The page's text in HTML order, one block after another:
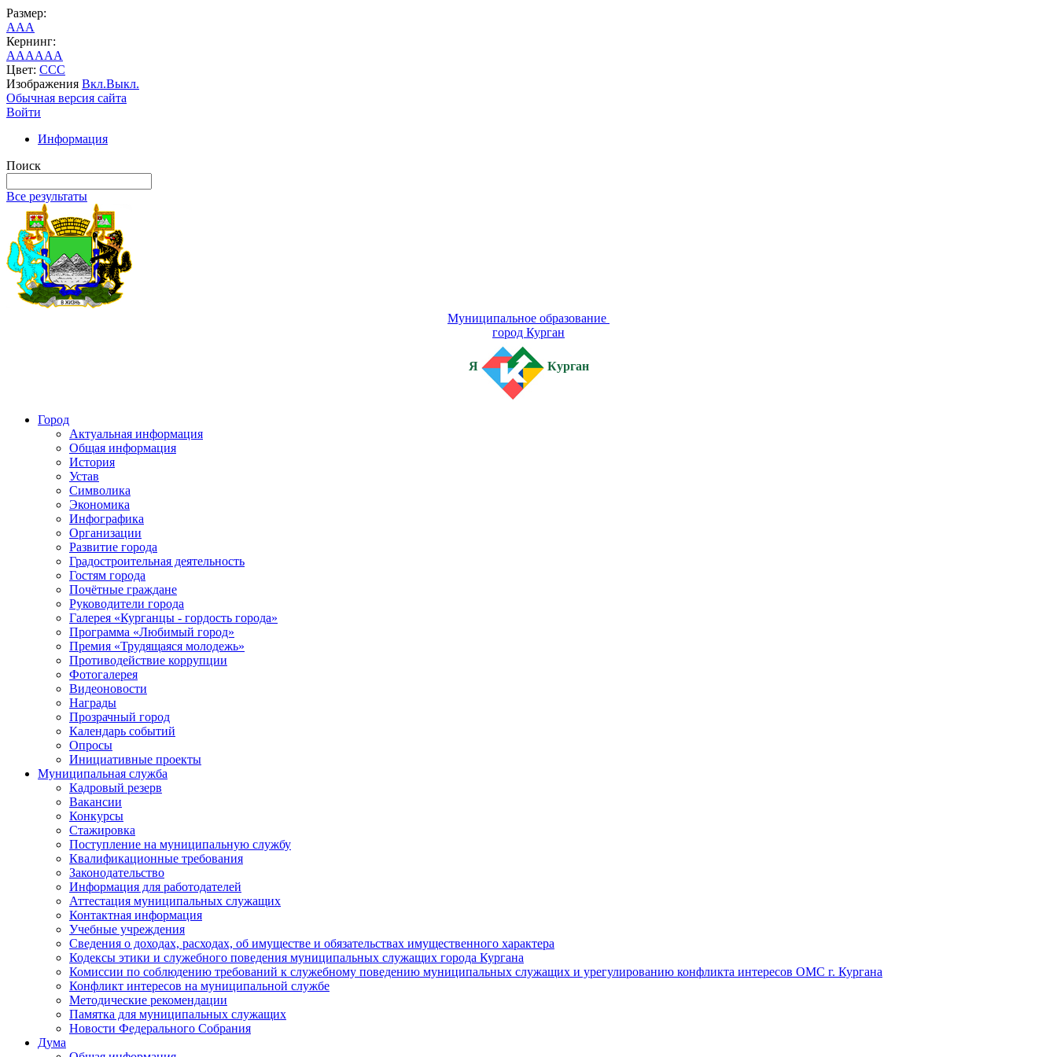
Размер:
AAA
Кернинг:
AAAAAA
Цвет: CCC
Изображения Вкл.Выкл.
Обычная версия сайта
Войти
Информация
Поиск
Все результаты
Муниципальное образование
город Курган
Я Курган
Город
Актуальная информация
Общая информация
История
Устав
Символика
Экономика
Инфографика
Организации
Развитие города
Градостроительная деятельность
Гостям города
Почётные граждане
Руководители города
Галерея «Курганцы - гордость города»
Программа «Любимый город»
Премия «Трудящаяся молодежь»
Противодействие коррупции
Фотогалерея
Видеоновости
Награды
Прозрачный город
Календарь событий
Опросы
Инициативные проекты
Муниципальная служба
Кадровый резерв
Вакансии
Конкурсы
Стажировка
Поступление на муниципальную службу
Квалификационные требования
Законодательство
Информация для работодателей
Аттестация муниципальных служащих
Контактная информация
Учебные учреждения
Сведения о доходах, расходах, об имуществе и обязательствах имущественного характера
Кодексы этики и служебного поведения муниципальных служащих города Кургана
Комиссии по соблюдению требований к служебному поведению муниципальных служащих и урегулированию конфликта интересов ОМС г. Кургана
Конфликт интересов на муниципальной службе
Методические рекомендации
Памятка для муниципальных служащих
Новости Федерального Cобрания
Дума